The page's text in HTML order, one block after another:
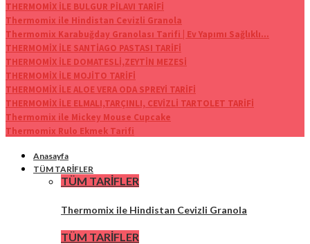
THERMOMİX İLE BULGUR PİLAVI TARİFİ
Thermomix ile Hindistan Cevizli Granola
Thermomix Karabuğday Granolası Tarifi | Ev Yapımı Sağlıklı...
THERMOMİX İLE SANTİAGO PASTASI TARİFİ
THERMOMİX İLE DOMATESLİ,ZEYTİN MEZESİ
THERMOMİX İLE MOJİTO TARİFİ
THERMOMİX İLE ALOE VERA ODA SPREYİ TARİFİ
THERMOMİX İLE ELMALI,TARÇINLI, CEVİZLİ TARTOLET TARİFİ
Thermomix ile Mickey Mouse Cupcake
Thermomix Rulo Ekmek Tarifi
Anasayfa
TÜM TARİFLER
TÜM TARİFLER
Thermomix ile Hindistan Cevizli Granola
TÜM TARİFLER